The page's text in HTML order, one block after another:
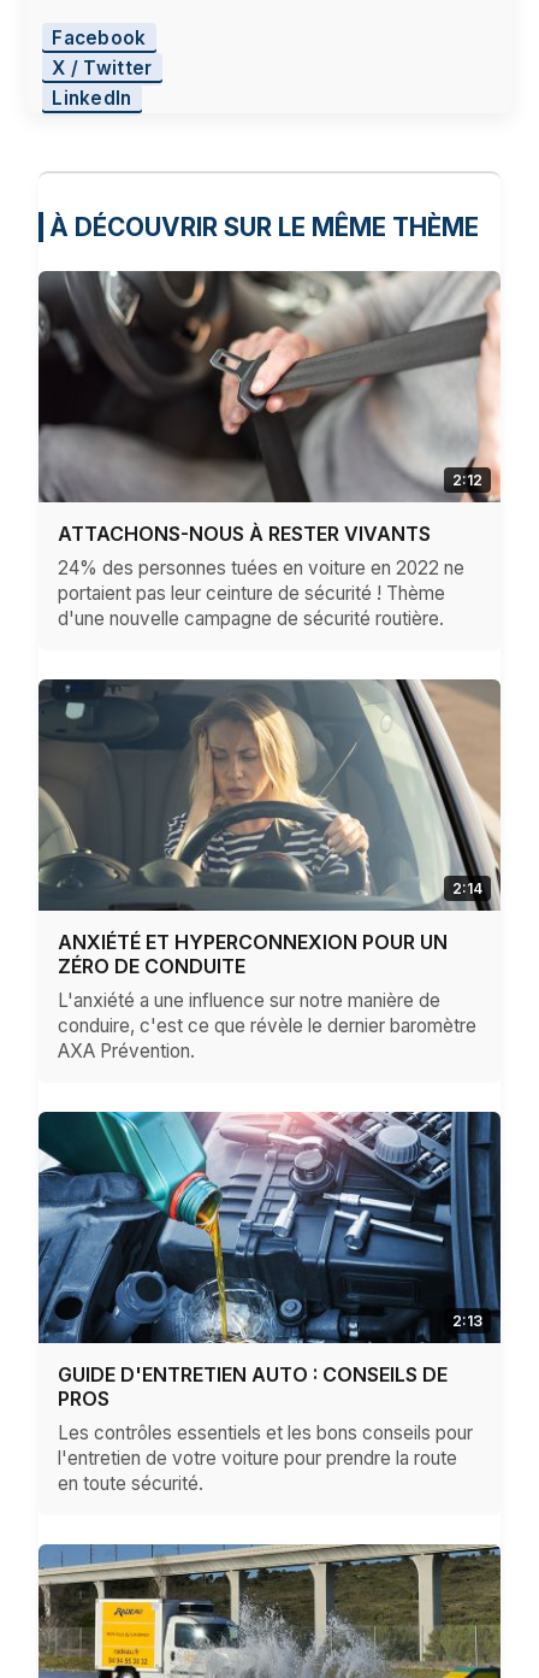
Facebook
X / Twitter
LinkedIn
À DÉCOUVRIR SUR LE MÊME THÈME
2:12
ATTACHONS-NOUS À RESTER VIVANTS
24% des personnes tuées en voiture en 2022 ne
portaient pas leur ceinture de sécurité ! Thème
d'une nouvelle campagne de sécurité routière.
2:14
ANXIÉTÉ ET HYPERCONNEXION POUR UN
ZÉRO DE CONDUITE
L'anxiété a une influence sur notre manière de
conduire, c'est ce que révèle le dernier baromètre
AXA Prévention.
2:13
GUIDE D'ENTRETIEN AUTO : CONSEILS DE
PROS
Les contrôles essentiels et les bons conseils pour
l'entretien de votre voiture pour prendre la route
en toute sécurité.